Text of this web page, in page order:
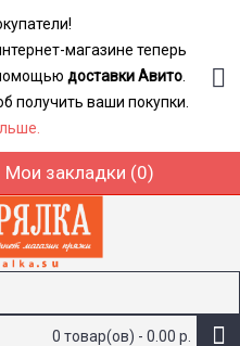
магазине теперь
доставки Авито
получить ваши покупки.
Мои закладки (0)
0 товар(ов) - 0.00 р.